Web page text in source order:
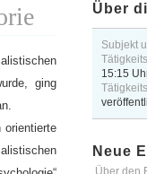
Über
Subjekt
15:15
Neue
Über den
ging
orientierte